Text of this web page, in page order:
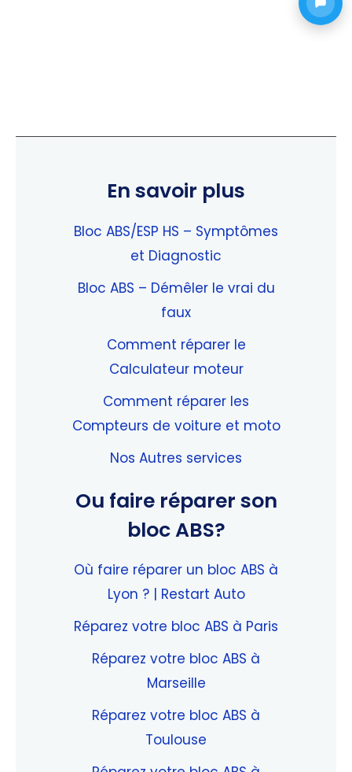
En savoir plus
Bloc ABS/ESP HS – Symptômes
et Diagnostic
Bloc ABS – Démêler le vrai du
faux
Comment réparer le
Calculateur moteur
Comment réparer les
Compteurs de voiture et moto
Nos Autres services
Ou faire réparer son
bloc ABS?
Où faire réparer un bloc ABS à
Lyon ? | Restart Auto
Réparez votre bloc ABS à Paris
Réparez votre bloc ABS à
Marseille
Réparez votre bloc ABS à
Toulouse